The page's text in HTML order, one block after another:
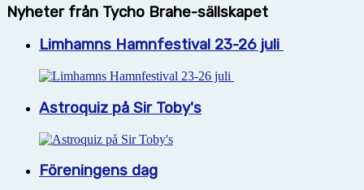
Nyheter från Tycho Brahe-sällskapet
Limhamns Hamnfestival 23-26 juli
Astroquiz på Sir Toby's
Föreningens dag